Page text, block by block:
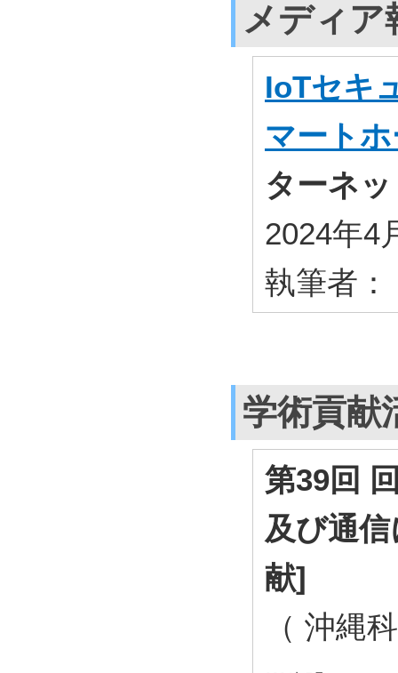
メディア
IoTセキ
マート
ターネ
2024年4
執筆者
学術貢献
第39回
及び通
献]
（ 沖縄